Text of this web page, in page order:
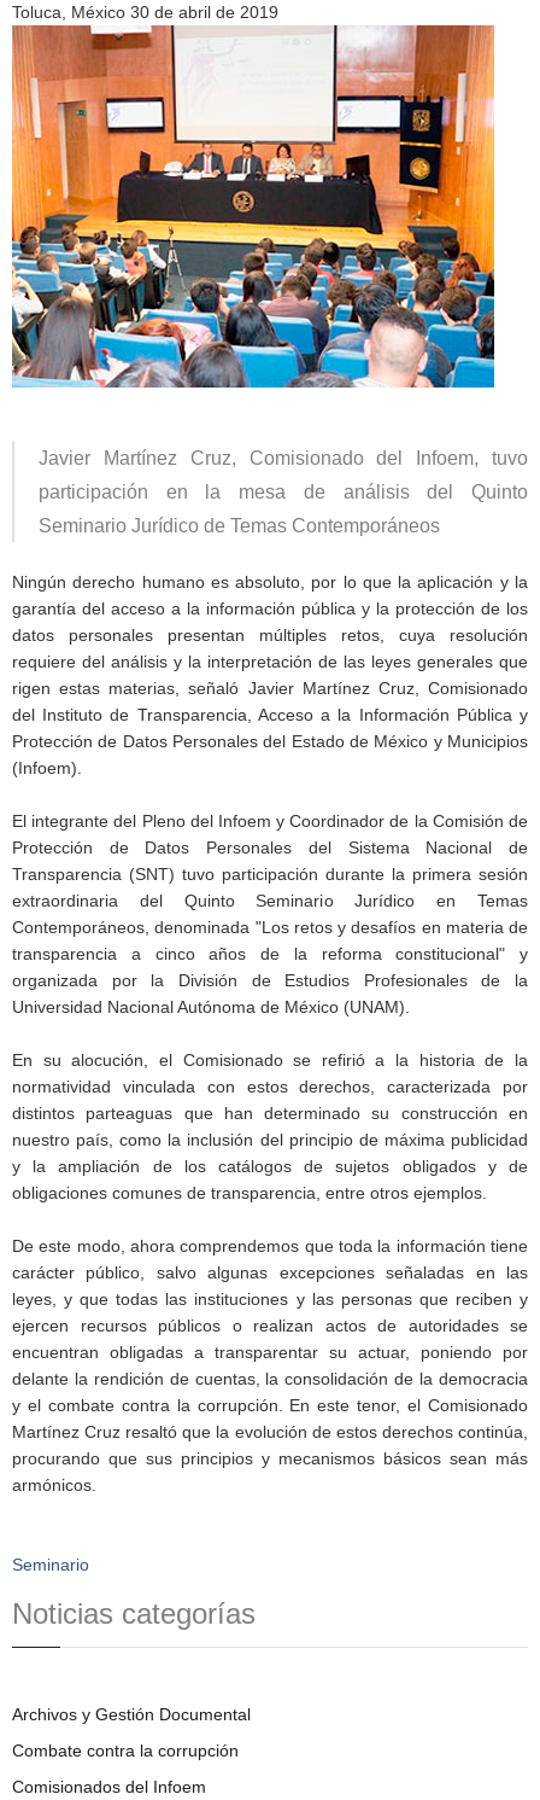
Toluca, México 30 de abril de 2019
Javier Martínez Cruz, Comisionado del Infoem, tuvo
participación en la mesa de análisis del Quinto
Seminario Jurídico de Temas Contemporáneos
Ningún derecho humano es absoluto, por lo que la aplicación y la
garantía del acceso a la información pública y la protección de los
datos personales presentan múltiples retos, cuya resolución
requiere del análisis y la interpretación de las leyes generales que
rigen estas materias, señaló Javier Martínez Cruz, Comisionado
del Instituto de Transparencia, Acceso a la Información Pública y
Protección de Datos Personales del Estado de México y Municipios
(Infoem).
El integrante del Pleno del Infoem y Coordinador de la Comisión de
Protección de Datos Personales del Sistema Nacional de
Transparencia (SNT) tuvo participación durante la primera sesión
extraordinaria del Quinto Seminario Jurídico en Temas
Contemporáneos, denominada "Los retos y desafíos en materia de
transparencia a cinco años de la reforma constitucional" y
organizada por la División de Estudios Profesionales de la
Universidad Nacional Autónoma de México (UNAM).
En su alocución, el Comisionado se refirió a la historia de la
normatividad vinculada con estos derechos, caracterizada por
distintos parteaguas que han determinado su construcción en
nuestro país, como la inclusión del principio de máxima publicidad
y la ampliación de los catálogos de sujetos obligados y de
obligaciones comunes de transparencia, entre otros ejemplos.
De este modo, ahora comprendemos que toda la información tiene
carácter público, salvo algunas excepciones señaladas en las
leyes, y que todas las instituciones y las personas que reciben y
ejercen recursos públicos o realizan actos de autoridades se
encuentran obligadas a transparentar su actuar, poniendo por
delante la rendición de cuentas, la consolidación de la democracia
y el combate contra la corrupción. En este tenor, el Comisionado
Martínez Cruz resaltó que la evolución de estos derechos continúa,
procurando que sus principios y mecanismos básicos sean más
armónicos.
Seminario
Noticias categorías
Archivos y Gestión Documental
Combate contra la corrupción
Comisionados del Infoem